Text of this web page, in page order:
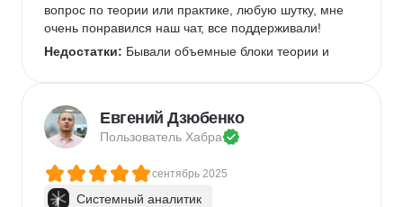
вопрос по теории или практике, любую шутку, мне
очень понравился наш чат, все поддерживали!
Недостатки: Бывали объемные блоки теории и
раза перевестись в другую группу в случае
отставания от программы, всегда на связи
кураторы, очень теплые ребят
Евгений Дзюбенко
Пользователь Хабра
сентябрь 2025
Системный аналитик